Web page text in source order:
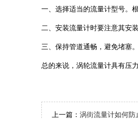
一、选择适当的流量计型号。
二、安装流量计时要注意其安
三、保持管道通畅，避免堵塞
总的来说，涡轮流量计具有压
上一篇： 涡街流量计如何防